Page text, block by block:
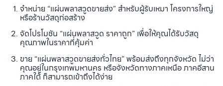
จำหน่าย “แผ่นพลาสวูดขายส่ง” สำหรับผู้รับเหมา โครงการใหญ่
หรือร้านวัสดุก่อสร้าง
จัดโปรโมชัน “แผ่นพลาสวูด ราคาถูก” เพื่อให้คุณได้รับวัสดุ
คุณภาพในราคาที่คุ้มค่า
ขาย “แผ่นพลาสวูดขายส่งทั่วไทย” พร้อมส่งถึงทุกจังหวัด ไม่ว่า
คุณอยู่ในกรุงเทพมหานคร หรือจังหวัดทางภาคเหนือ ภาคอีสาน
ภาคใต้ ก็สามารถเข้าถึงได้ง่าย